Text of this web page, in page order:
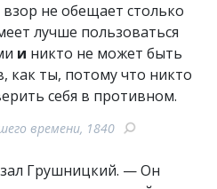
не обещает столько
лучше пользоваться
и никто не может быть
как ты, потому что никто
себя в противном.
времени, 1840
Грушницкий. — Он